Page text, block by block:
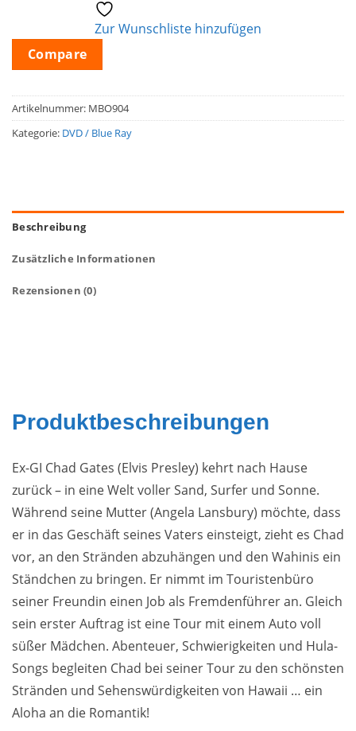
Zur Wunschliste hinzufügen
Compare
Artikelnummer: MBO904
Kategorie: DVD / Blue Ray
Beschreibung
Zusätzliche Informationen
Rezensionen (0)
Produktbeschreibungen
Ex-GI Chad Gates (Elvis Presley) kehrt nach Hause
zurück – in eine Welt voller Sand, Surfer und Sonne.
Während seine Mutter (Angela Lansbury) möchte, dass
er in das Geschäft seines Vaters einsteigt, zieht es Chad
vor, an den Stränden abzuhängen und den Wahinis ein
Ständchen zu bringen. Er nimmt im Touristenbüro
seiner Freundin einen Job als Fremdenführer an. Gleich
sein erster Auftrag ist eine Tour mit einem Auto voll
süßer Mädchen. Abenteuer, Schwierigkeiten und Hula-
Songs begleiten Chad bei seiner Tour zu den schönsten
Stränden und Sehenswürdigkeiten von Hawaii … ein
Aloha an die Romantik!